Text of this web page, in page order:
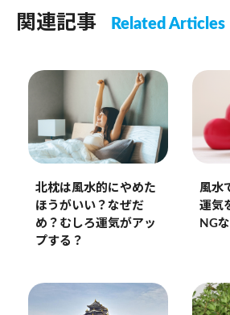
関連記事 Related Articles
北枕は風水的にやめた
ほうがいい？なぜだ
め？むしろ運気がアッ
プする？
風水
運気
NG